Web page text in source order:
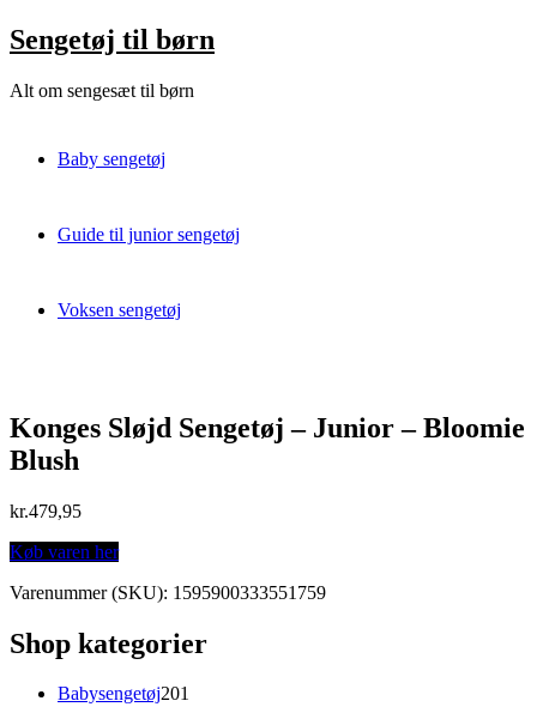
Skip
to
Sengetøj til børn
Alt om sengesæt til børn
Baby sengetøj
Guide til junior sengetøj
Voksen sengetøj
Konges Sløjd Sengetøj – Junior – Bloomie
Blush
kr.479,95
Køb varen her
Varenummer (SKU): 1595900333551759
Shop kategorier
Babysengetøj201